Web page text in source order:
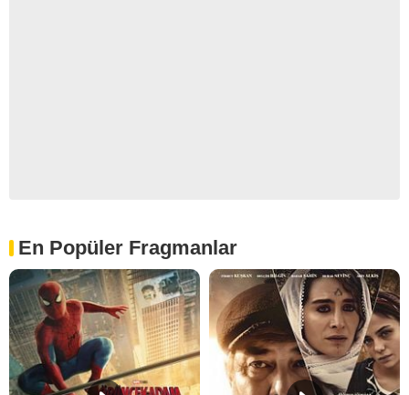
En Popüler Fragmanlar